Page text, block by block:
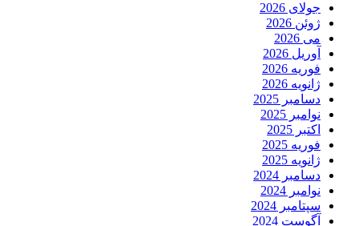
جولای 2026
ژوئن 2026
می 2026
آوریل 2026
فوریه 2026
ژانویه 2026
دسامبر 2025
نوامبر 2025
اکتبر 2025
فوریه 2025
ژانویه 2025
دسامبر 2024
نوامبر 2024
سپتامبر 2024
آگوست 2024